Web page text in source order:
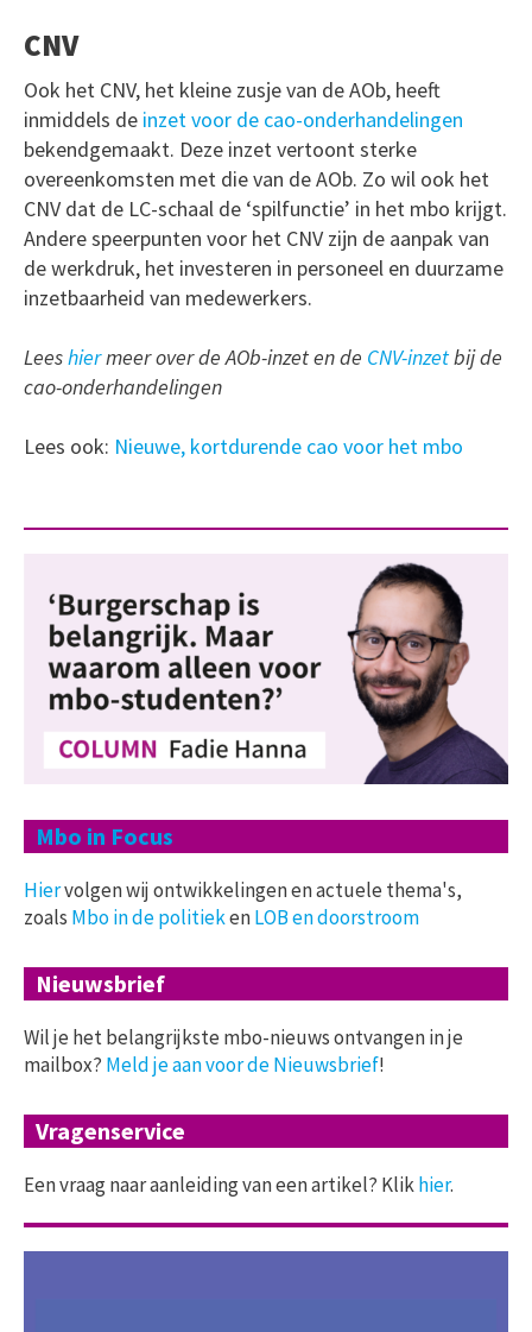
CNV
Ook het CNV, het kleine zusje van de AOb, heeft
inmiddels de inzet voor de cao-onderhandelingen
bekendgemaakt. Deze inzet vertoont sterke
overeenkomsten met die van de AOb. Zo wil ook het
CNV dat de LC-schaal de ‘spilfunctie’ in het mbo krijgt.
Andere speerpunten voor het CNV zijn de aanpak van
de werkdruk, het investeren in personeel en duurzame
inzetbaarheid van medewerkers.
Leeshiermeer over de AOb-inzet en de CNV-inzetbij de
cao-onderhandelingen
Lees ook: Nieuwe, kortdurende cao voor het mbo
Mbo in Focus
Hiervolgen wij ontwikkelingen en actuele thema's,
zoals Mbo in de politiekenLOB en doorstroom
Nieuwsbrief
Wil je het belangrijkste mbo-nieuws ontvangen in je
mailbox? Meld je aan voor de Nieuwsbrief!
Vragenservice
Een vraag naar aanleiding van een artikel? Klikhier.